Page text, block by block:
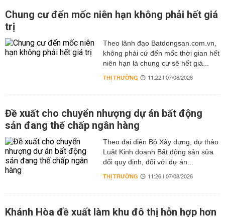
Chung cư đến mốc niên hạn không phải hết giá
trị
Theo lãnh đạo Batdongsan.com.vn,
không phải cứ đến mốc thời gian hết
niên hạn là chung cư sẽ hết giá...
THỊ TRƯỜNG 11:22 | 07/08/2026
Đề xuất cho chuyển nhượng dự án bất động
sản đang thế chấp ngân hàng
Theo đại diện Bộ Xây dựng, dự thảo
Luật Kinh doanh Bất động sản sửa
đổi quy định, đối với dự án...
THỊ TRƯỜNG 11:26 | 07/08/2026
Khánh Hòa đề xuất làm khu đô thị hỗn hợp hơn